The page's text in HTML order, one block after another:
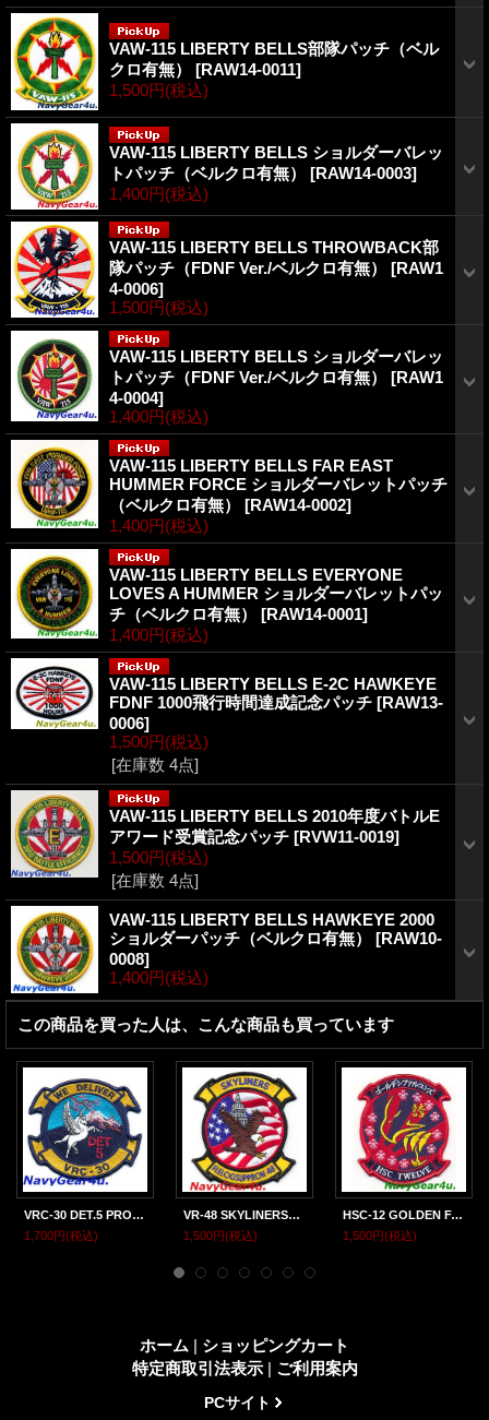
VAW-115 LIBERTY BELLS部隊パッチ（ベル
クロ有無） [RAW14-0011]
1,500円(税込)
VAW-115 LIBERTY BELLS ショルダーバレッ
トパッチ（ベルクロ有無） [RAW14-0003]
1,400円(税込)
VAW-115 LIBERTY BELLS THROWBACK部
隊パッチ（FDNF Ver./ベルクロ有無） [RAW1
4-0006]
1,500円(税込)
VAW-115 LIBERTY BELLS ショルダーバレッ
トパッチ（FDNF Ver./ベルクロ有無） [RAW1
4-0004]
1,400円(税込)
VAW-115 LIBERTY BELLS FAR EAST
HUMMER FORCE ショルダーバレットパッチ
（ベルクロ有無） [RAW14-0002]
1,400円(税込)
VAW-115 LIBERTY BELLS EVERYONE
LOVES A HUMMER ショルダーバレットパッ
チ（ベルクロ有無） [RAW14-0001]
1,400円(税込)
VAW-115 LIBERTY BELLS E-2C HAWKEYE
FDNF 1000飛行時間達成記念パッチ [RAW13-
0006]
1,500円(税込)
[在庫数 4点]
VAW-115 LIBERTY BELLS 2010年度バトルE
アワード受賞記念パッチ [RVW11-0019]
1,500円(税込)
[在庫数 4点]
VAW-115 LIBERTY BELLS HAWKEYE 2000
ショルダーパッチ（ベルクロ有無） [RAW10-
0008]
1,400円(税込)
この商品を買った人は、こんな商品も買っています
VRC-30 DET.5 PROVIDERS部隊パッチ（Ver.2/ベルクロ付き）
1,700円(税込)
VR-48 SKYLINERS部隊パッチ
1,500円(税込)
HSC-12 GOLDEN FALCONS部隊パッチ（FDNF 桜 Ver./ベルクロ有無）
1,500円(税込)
ホーム | ショッピングカート
特定商取引法表示 | ご利用案内
PCサイト